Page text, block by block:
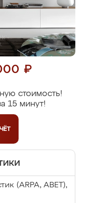
₽
стоимость!
15 минут!
(ARPA, ABET),